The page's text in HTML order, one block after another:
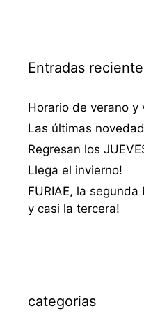
Entradas
Horario de verano y
Las últimas
Regresan los
Llega el invierno!
FURIAE, la
y casi la tercera!
categorias